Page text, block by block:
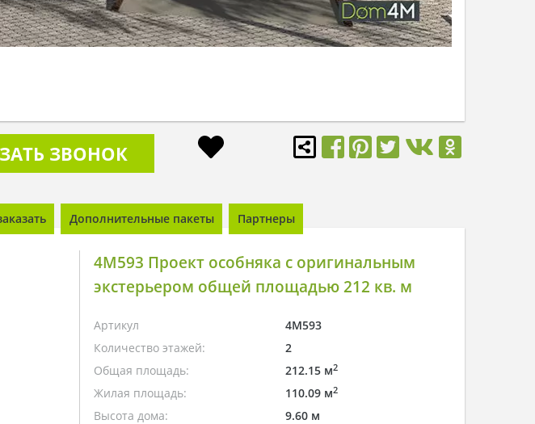
ЗВОНОК
Дополнительные пакеты Партнеры
4M593 Проект особняка с оригинальным
экстерьером общей площадью 212 кв. м
Артикул
4M593
Количество этажей:
2
Общая площадь:
212.15 м2
Жилая площадь: 110.09 м2
Высота дома:
9.60 м